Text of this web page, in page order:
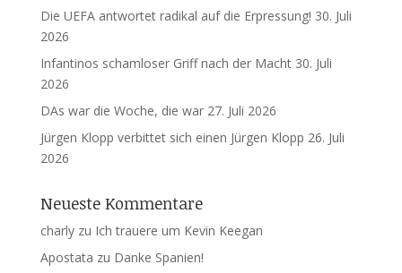
Die UEFA antwortet radikal auf die Erpressung! 30. Juli
2026
Infantinos schamloser Griff nach der Macht 30. Juli
2026
DAs war die Woche, die war 27. Juli 2026
Jürgen Klopp verbittet sich einen Jürgen Klopp 26. Juli
2026
Neueste Kommentare
charlyzu Ich trauere um Kevin Keegan
Apostata zu Danke Spanien!